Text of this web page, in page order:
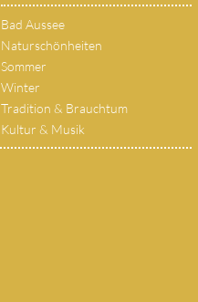
Bad Aussee
Naturschönheiten
Sommer
Winter
Tradition & Brauchtum
Kultur & Musik